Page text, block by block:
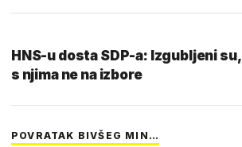
HNS-u dosta SDP-a: Izgubljeni su,
s njima ne na izbore
POVRATAK BIVŠEG MIN…